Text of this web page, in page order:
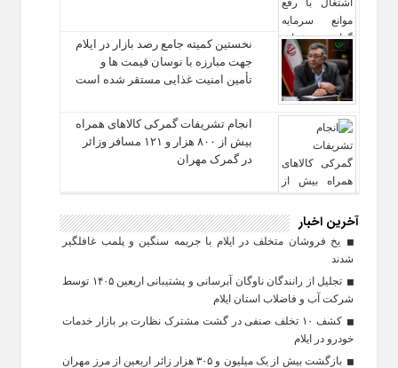
نخستین کمیته جامع رصد بازار در ایلام
جهت مبارزه با نوسان قیمت‌ ها و
تأمین امنیت غذایی مستقر شده است
انجام تشریفات گمرکی کالاهای همراه
بیش از ۸۰۰ هزار و ۱۲۱ مسافر وزائر
در گمرک مهران
آخرین اخبار
یخ‌ فروشان متخلف در ایلام با جریمه سنگین و پلمب غافلگیر
شدند
تجلیل از رانندگان ناوگان آبرسانی و پشتیبانی اربعین ۱۴۰۵ توسط
شرکت آب و فاضلاب استان ایلام
کشف ۱۰ تخلف صنفی در گشت مشترک نظارت بر بازار خدمات
خودرو در ایلام
بازگشت بیش از یک میلیون و ۳۰۵ هزار زائر اربعین از مرز مهران